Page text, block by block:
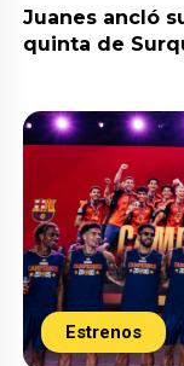
Juanes ancló
quinta de
Estrenos